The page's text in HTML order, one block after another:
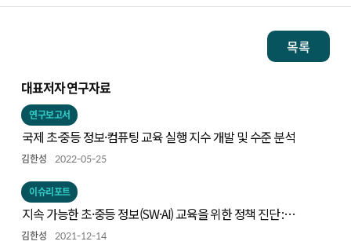
목록
대표저자 연구자료
연구보고서
국제 초·중등 정보·컴퓨팅 교육 실행 지수 개발 및 수준 분석
김한성 2022-05-25
이슈리포트
지속 가능한 초·중등 정보(SW·AI) 교육을 위한 정책 진단 :
Code.org 연합의 컴퓨터과학교육 정책 진단 프레임으로 본
김한성 2021-12-14